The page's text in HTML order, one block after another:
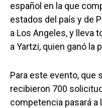
español en la que
estados del país y de
a Los Angeles, y lleva
a Yartzi, quien ganó la
Para este evento, que
recibieron 700
competencia pasará a